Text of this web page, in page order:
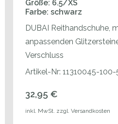
Größe: 6.5/XS
Farbe: schwarz
DUBAI Reithandschuhe,
anpassenden
Verschluss
Artikel-Nr: 11310045-100-
32,95 €
inkl. MwSt. zzgl. Versandkosten